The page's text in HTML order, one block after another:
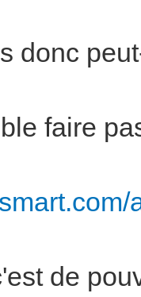
donc
faire
de